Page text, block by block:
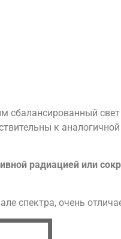
к
радиацией или
спектра, очень